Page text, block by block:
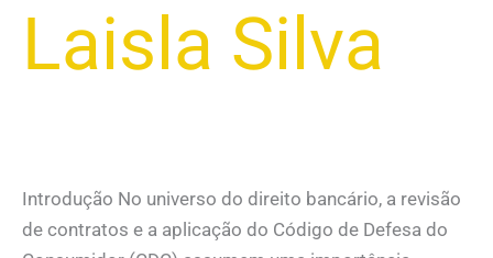
Laisla Silva
Introdução No universo do direito bancário, a revisão
de contratos e a aplicação do Código de Defesa do